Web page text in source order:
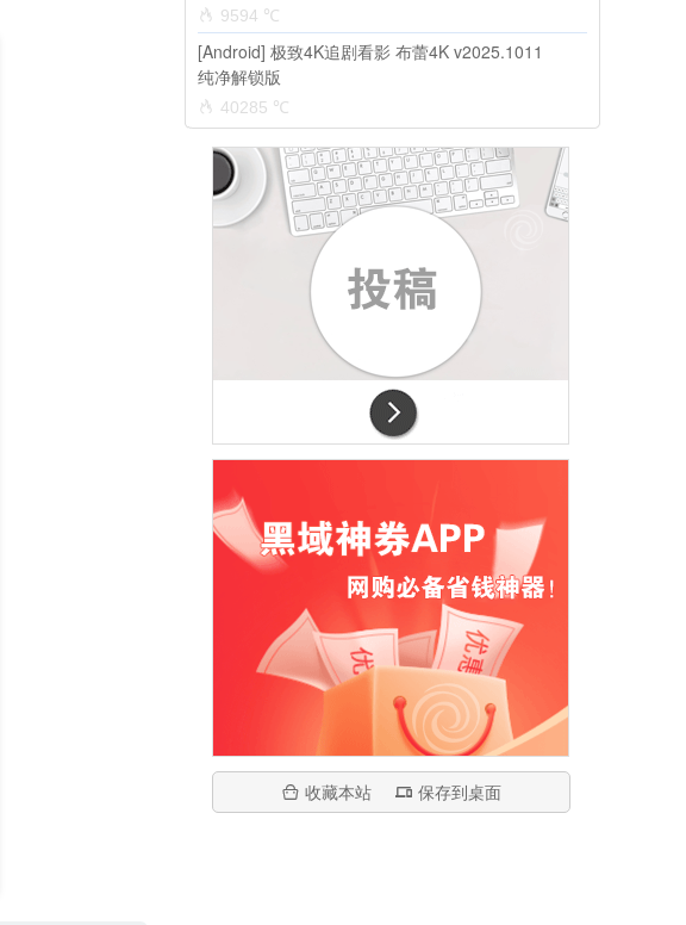
9594 ℃
[Android] 极致4K追剧看影 布蕾4K v2025.1011
纯净解锁版
40285 ℃
收藏本站 保存到桌面